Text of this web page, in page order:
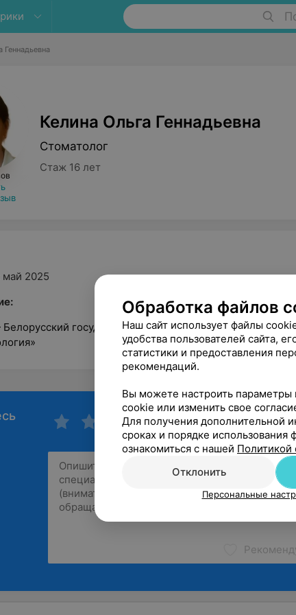
Геннадьевна
Келина Ольга Геннадьевна
Стоматолог
Стаж 16 лет
2025
государственный медицинский
Обработка файлов
Наш сайт использует файлы
удобства пользователей сайта,
статистики и предоставления
рекомендаций.
Вы можете настроить параметры
cookie или изменить свое
Для получения дополнительной
сроках и порядке
ознакомиться с нашей Политикой
Отклонить
Персональные